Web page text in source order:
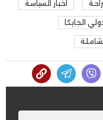
اخبار السياسة
الجايكا